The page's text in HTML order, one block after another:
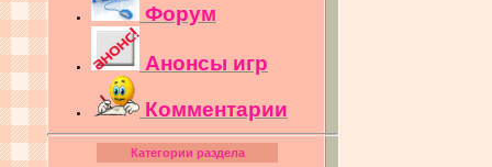
Форум
Анонсы игр
Комментарии
Категории раздела